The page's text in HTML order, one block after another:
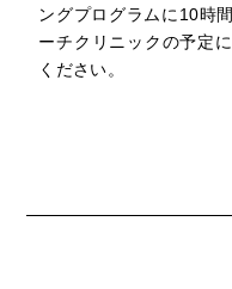
ングプログラムに10時
ーチクリニックの予定
ください。